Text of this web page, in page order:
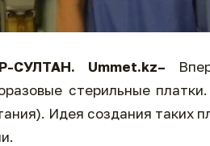
СУЛТАН. Ummet.kz–
стерильные
Идея создания таких